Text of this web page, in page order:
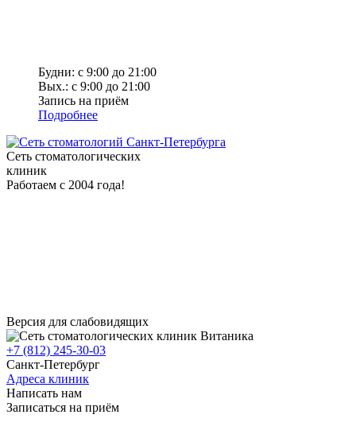
Будни: с 9:00 до 21:00
Вых.: с 9:00 до 21:00
Запись на приём
Подробнее
Сеть стоматологических
клиник
Работаем с 2004 года!
Версия для слабовидящих
+7 (812) 245-30-03
Санкт-Петербург
Адреса клиник
Написать нам
Записаться на приём